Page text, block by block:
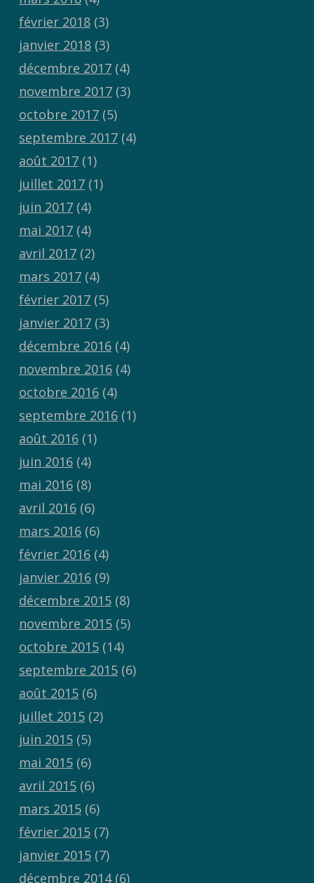
février 2018(3)
janvier 2018(3)
décembre 2017(4)
novembre 2017(3)
octobre 2017(5)
septembre 2017(4)
août 2017(1)
juillet 2017(1)
juin 2017(4)
mai 2017(4)
avril 2017(2)
mars 2017(4)
février 2017(5)
janvier 2017(3)
décembre 2016(4)
novembre 2016(4)
octobre 2016(4)
septembre 2016(1)
août 2016(1)
juin 2016(4)
mai 2016(8)
avril 2016(6)
mars 2016(6)
février 2016(4)
janvier 2016(9)
décembre 2015(8)
novembre 2015(5)
octobre 2015(14)
septembre 2015(6)
août 2015(6)
juillet 2015(2)
juin 2015(5)
mai 2015(6)
avril 2015(6)
mars 2015(6)
février 2015(7)
janvier 2015(7)
décembre 2014(6)